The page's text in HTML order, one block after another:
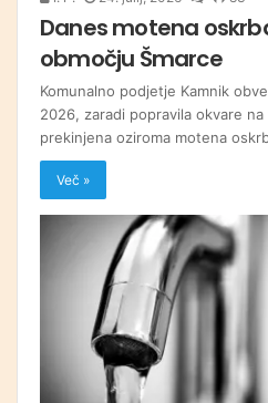
Danes motena
območju Šmarce
Komunalno podjetje Kamnik
2026, zaradi popravila okvare
prekinjena oziroma motena
Več »